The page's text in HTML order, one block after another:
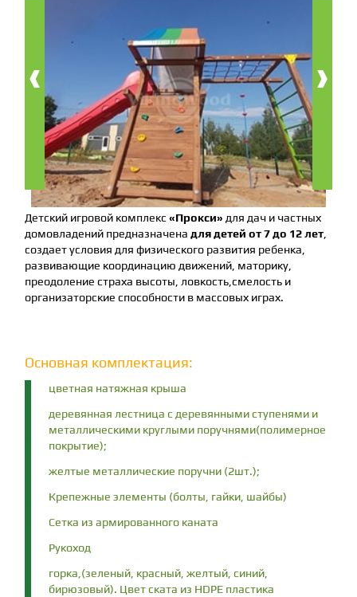
‹ ›
Детский игровой комплекс «Прокси» для дач и частных
домовладений предназначена для детей от 7 до 12 лет
создает условия для физического развития ребенка,
развивающие координацию движений, маторику,
преодоление страха высоты, ловкость,смелость и
организаторские способности в массовых играх.
Основная комплектация:
цветная натяжная крыша
деревянная лестница с деревянными ступенями и
металлическими круглыми поручнями(полимерное
покрытие);
желтые металлические поручни (2шт.);
Крепежные элементы (болты, гайки, шайбы)
Сетка из армированного каната
Рукоход
горка,(зеленый, красный, желтый, синий,
бирюзовый). Цвет ската из HDPE пластика